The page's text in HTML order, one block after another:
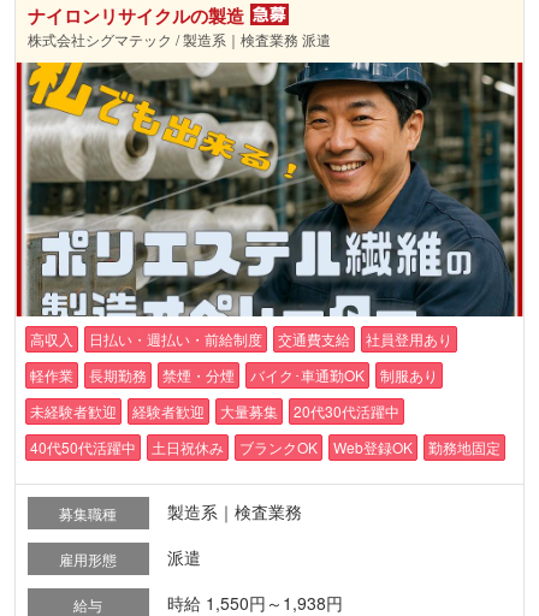
ナイロンリサイクルの製造
株式会社シグマテック / 製造系｜検査業務 派遣
高収入 日払い・週払い・前給制度 交通費支給
社員登用あり
軽作業
長期勤務 禁煙・分煙 バイク･車通勤OK
制服あり
未経験者歓迎
経験者歓迎 大量募集
20代30代活躍中
40代50代活躍中
土日祝休み ブランクOK Web登録OK 勤務地固定
募集職種 製造系｜検査業務
雇用形態 派遣
給与 時給 1,550円～1,938円